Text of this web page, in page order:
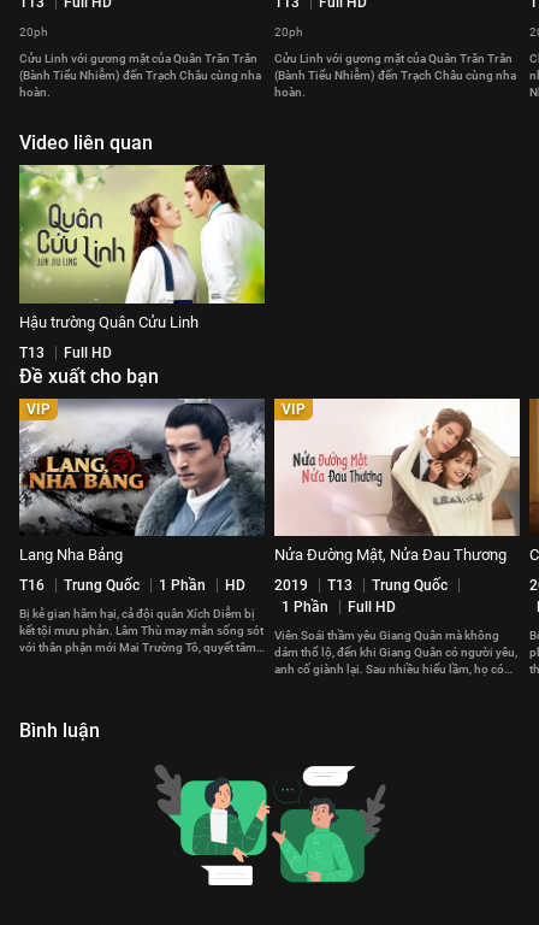
20ph
Cửu Linh với gương mặt của Quân Trăn Trăn
(Bành Tiểu Nhiễm) đến Trạch Châu cùng nha
hoàn.
20ph
Cửu Linh với gương mặt của Quân Trăn Trăn
(Bành Tiểu Nhiễm) đến Trạch Châu cùng nha
hoàn.
Video liên quan
Hậu trường Quân Cửu Linh
T13 Full HD
Đề xuất cho bạn
VIP
Lang Nha Bảng
T16 Trung Quốc 1 Phần HD
Bị kẻ gian hãm hại, cả đội quân Xích Diễm bị
kết tội mưu phản. Lâm Thù may mắn sống sót
với thân phận mới Mai Trường Tô, quyết tâm
VIP
Nửa Đường Mật, Nửa Đau Thương
2019 T13
Trung Quốc
1 Phần
Full HD
Viên Soái thầm yêu Giang Quân mà không
dám thổ lộ, đến khi Giang Quân có người yêu,
anh cố giành lại. Sau nhiều hiểu lầm, họ có
Bình luận